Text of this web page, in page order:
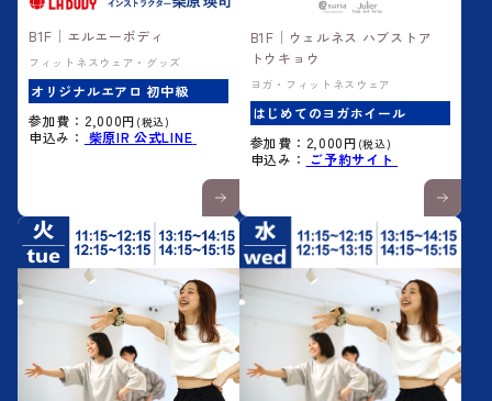
B1F│エルエーボディ
フィットネスウェア・グッズ
オリジナルエアロ 初中級
参加費：2,000円 (税込)
申込み： 柴原IR 公式LINE
B1F│ウェルネス ハブストア
トウキョウ
ヨガ・フィットネスウェア
はじめてのヨガホイール
参加費：2,000円 (税込)
申込み： ご予約サイト